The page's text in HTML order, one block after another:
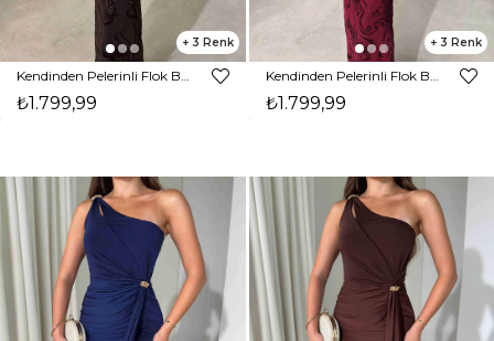
3
Kendinden Pelerinli Flok Baskı Maxi Kahverengi Sane Kadın Elbise 26Y497
₺1.799,99
3
Kendinden Pelerinli Flok Baskı Maxi Bordo Sane Kadın Elbise 26Y497
₺1.799,99